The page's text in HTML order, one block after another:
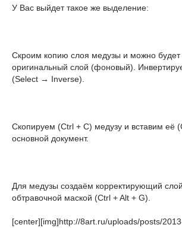
У Вас выйдет такое же выделение:
Скроим копию слоя медузы и можно будет
оригинальный слой (фоновый).
(Select → Inverse).
Скопируем (Ctrl + C) медузу и вставим её
основной документ.
Для медузы создаём корректирующий
обтравочной маской (Ctrl + Alt + G).
[center][img]http://8art.ru/uploads/posts/